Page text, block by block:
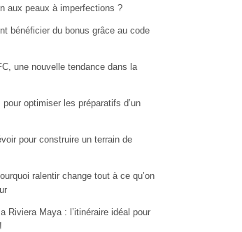
aux peaux à imperfections ?
bénéficier du bonus grâce au code
une nouvelle tendance dans la
optimiser les préparatifs d’un
pour construire un terrain de
ralentir change tout à ce qu’on
Riviera Maya : l’itinéraire idéal pour